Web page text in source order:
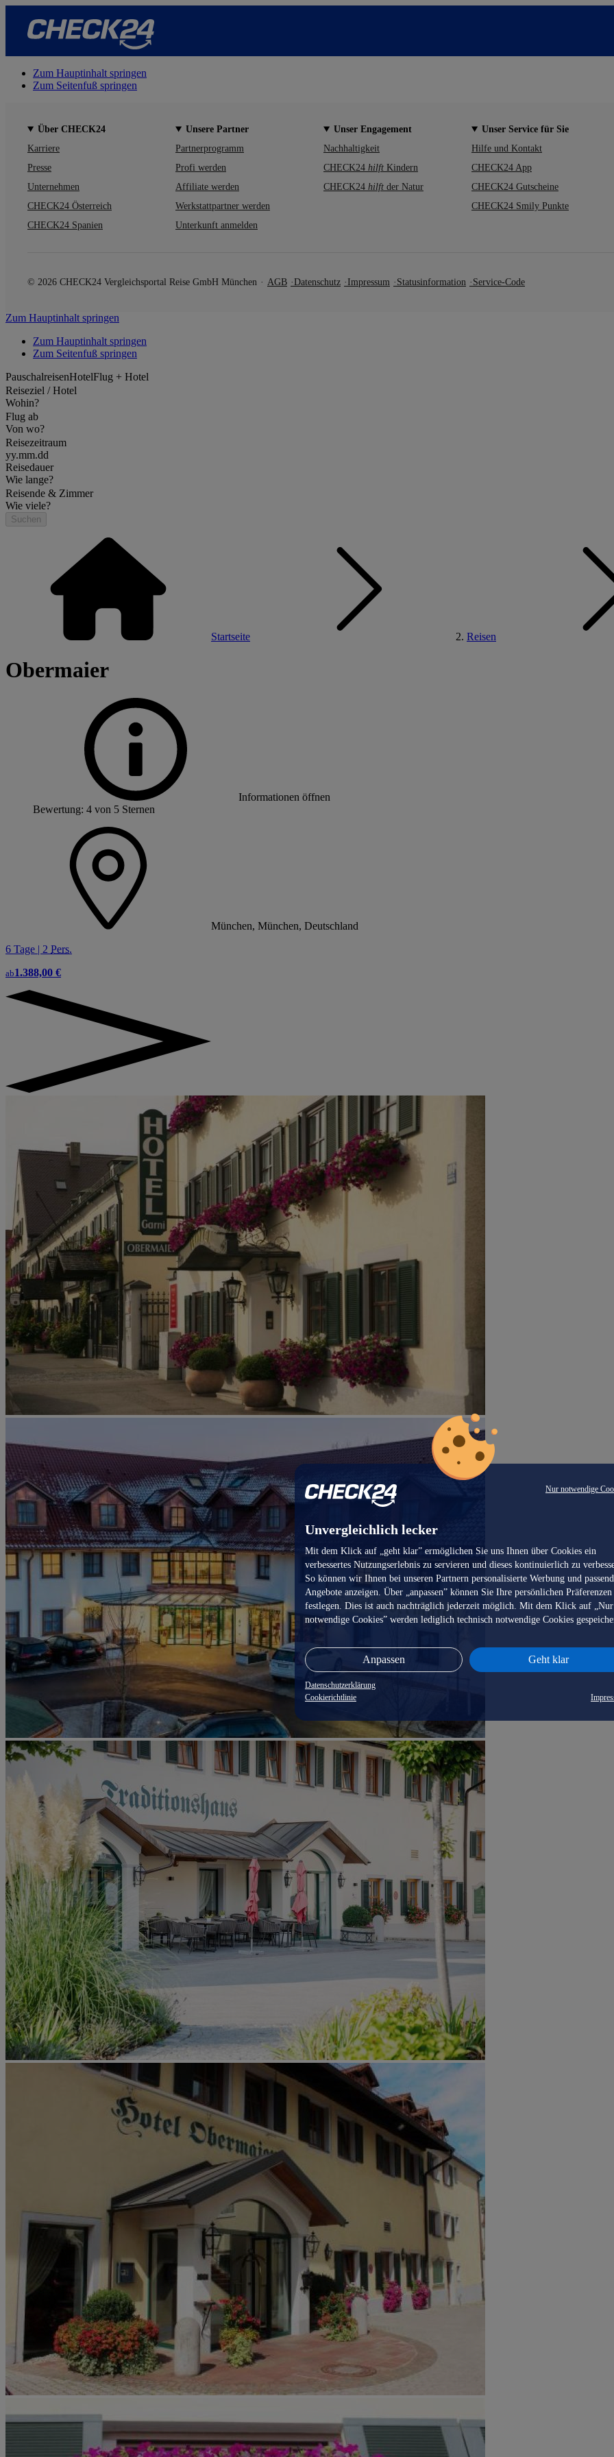
Nur notwendige
Unvergleichlich lecker
Mit dem Klick auf „geht klar” ermöglichen Sie uns Ihnen über Cookies ein
verbessertes Nutzungserlebnis zu servieren und dieses kontinuierlich zu
So können wir Ihnen bei unseren Partnern personalisierte Werbung und
Angebote anzeigen. Über „anpassen” können Sie Ihre persönlichen Präferenzen
festlegen. Dies ist auch nachträglich jederzeit möglich. Mit dem Klick auf „Nur
notwendige Cookies” werden lediglich technisch notwendige Cookies
Anpassen Geht klar
Datenschutzerklärung
Cookierichtlinie
Zum Hauptinhalt springen
Zum Seitenfuß springen
Über CHECK24
Karriere
Presse
Unternehmen
CHECK24 Österreich
CHECK24 Spanien
Unsere Partner
Partnerprogramm
Profi werden
Affiliate werden
Werkstattpartner werden
Unterkunft anmelden
Unser Engagement
Nachhaltigkeit
CHECK24 hilft Kindern
CHECK24 hilft der Natur
Unser Service für Sie
Hilfe und Kontakt
CHECK24 App
CHECK24 Gutscheine
CHECK24 Smily Punkte
© 2026 CHECK24 Vergleichsportal Reise GmbH München AGB Datenschutz Impressum Statusinformation Service-Code
Zum Hauptinhalt springen
Zum Hauptinhalt springen
Zum Seitenfuß springen
PauschalreisenHotelFlug + Hotel
Reiseziel / Hotel
Wohin?
Flug ab
Von wo?
Reisezeitraum
yy.mm.dd
Reisedauer
Wie lange?
Reisende & Zimmer
Wie viele?
Suchen
Startseite Reisen
Obermaier
Informationen öffnen
Bewertung: 4 von 5 Sternen
München, München, Deutschland
6 Tage | 2 Pers.
ab1.388,00 €